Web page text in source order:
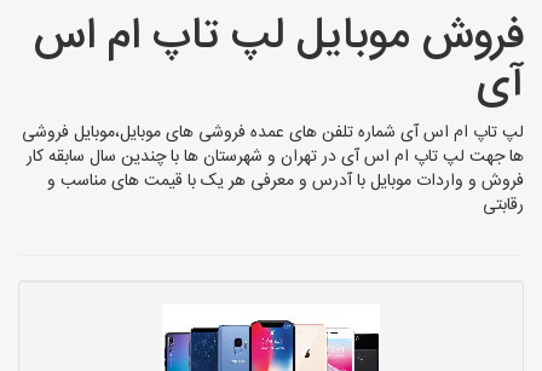
سایر گروه ها
فروش موبایل لپ تاپ ام اس
آی
لپ تاپ ام اس آی شماره تلفن های عمده فروشی های موبایل،موبایل فروشی
ها جهت لپ تاپ ام اس آی در تهران و شهرستان ها با چندین سال سابقه کار
فروش و واردات موبایل با آدرس و معرفی هر یک با قیمت های مناسب و
رقابتی